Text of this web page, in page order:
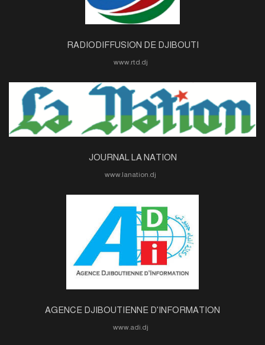
RADIODIFFUSION DE DJIBOUTI
JOURNAL LA NATION
AGENCE DJIBOUTIENNE D'INFORMATION